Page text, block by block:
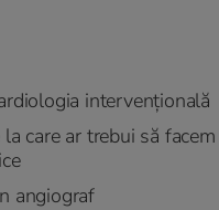
intervențională
care ar trebui să
angiograf